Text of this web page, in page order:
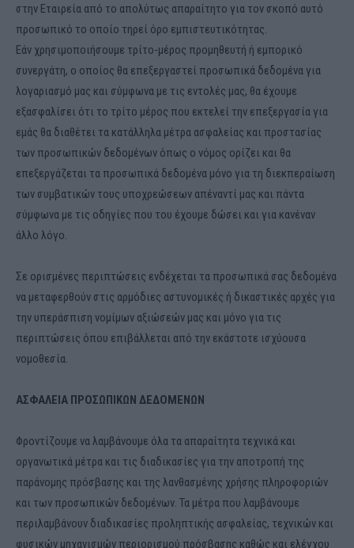
στην Εταιρεία από το απολύτως απαραίτητο για τον σκοπό αυτό
προσωπικό το οποίο τηρεί όρο εμπιστευτικότητας.
Εάν χρησιμοποιήσουμε τρίτο-μέρος προμηθευτή ή εμπορικό
συνεργάτη, ο οποίος θα επεξεργαστεί προσωπικά δεδομένα για
λογαριασμό μας και σύμφωνα με τις εντολές μας, θα έχουμε
εξασφαλίσει ότι το τρίτο μέρος που εκτελεί την επεξεργασία για
εμάς θα διαθέτει τα κατάλληλα μέτρα ασφαλείας και προστασίας
των προσωπικών δεδομένων όπως ο νόμος ορίζει και θα
επεξεργάζεται τα προσωπικά δεδομένα μόνο για τη διεκπεραίωση
των συμβατικών τους υποχρεώσεων απέναντί μας και πάντα
σύμφωνα με τις οδηγίες που του έχουμε δώσει και για κανέναν
άλλο λόγο.
Σε ορισμένες περιπτώσεις ενδέχεται τα προσωπικά σας δεδομένα
να μεταφερθούν στις αρμόδιες αστυνομικές ή δικαστικές αρχές για
την υπεράσπιση νομίμων αξιώσεών μας και μόνo για τις
περιπτώσεις όπου επιβάλλεται από την εκάστοτε ισχύουσα
νομοθεσία.
ΑΣΦΑΛΕΙΑ ΠΡΟΣΩΠΙΚΩΝ ΔΕΔΟΜΕΝΩΝ
Φροντίζουμε να λαμβάνουμε όλα τα απαραίτητα τεχνικά και
οργανωτικά μέτρα και τις διαδικασίες για την αποτροπή της
παράνομης πρόσβασης και της λανθασμένης χρήσης πληροφοριών
και των προσωπικών δεδομένων. Τα μέτρα που λαμβάνουμε
περιλαμβάνουν διαδικασίες προληπτικής ασφαλείας, τεχνικών και
φυσικών μηχανισμών περιορισμού πρόσβασης καθώς και ελέγχου